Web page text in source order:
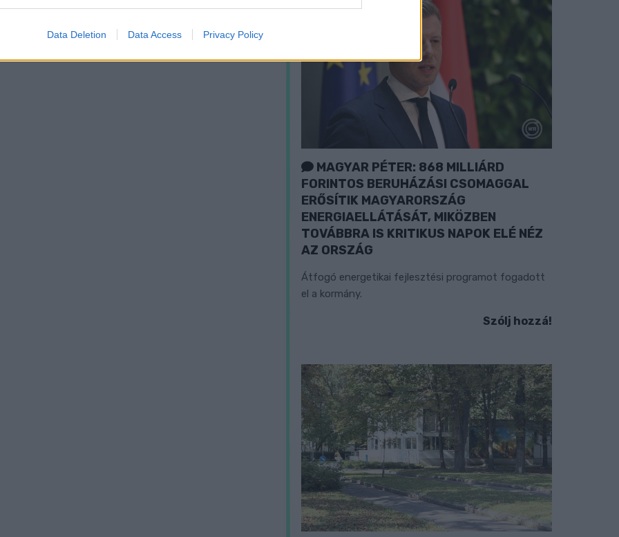
Data Deletion Data Access Privacy Policy
MAGYAR PÉTER: 868 MILLIÁRD
FORINTOS BERUHÁZÁSI CSOMAGGAL
ERŐSÍTIK MAGYARORSZÁG
ENERGIAELLÁTÁSÁT, MIKÖZBEN
TOVÁBBRA IS KRITIKUS NAPOK ELÉ NÉZ
AZ ORSZÁG
Átfogó energetikai fejlesztési programot fogadott
el a kormány.
Szólj hozzá!